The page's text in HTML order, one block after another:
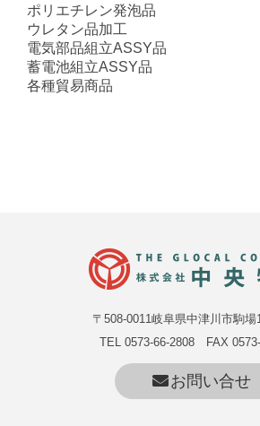
ポリエチレン発泡品
ウレタン品加工
電気部品組立ASSY品
蓄電池組立ASSY品
各種貿易商品
〒508-0011岐阜県中津川市駒場
TEL 0573-66-2808 FAX
お問い合せ